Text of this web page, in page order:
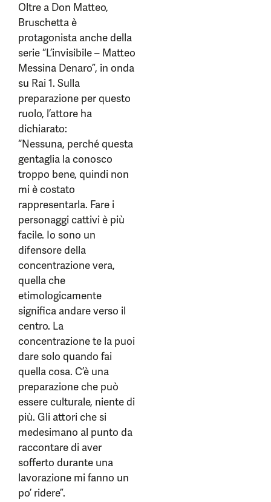
Oltre a Don Matteo,
Bruschetta è
protagonista anche della
serie “L’invisibile – Matteo
Messina Denaro”, in onda
su Rai 1. Sulla
preparazione per questo
ruolo, l’attore ha
dichiarato:
“Nessuna, perché questa
gentaglia la conosco
troppo bene, quindi non
mi è costato
rappresentarla. Fare i
personaggi cattivi è più
facile. Io sono un
difensore della
concentrazione vera,
quella che
etimologicamente
significa andare verso il
centro. La
concentrazione te la puoi
dare solo quando fai
quella cosa. C’è una
preparazione che può
essere culturale, niente di
più. Gli attori che si
medesimano al punto da
raccontare di aver
sofferto durante una
lavorazione mi fanno un
po’ ridere”.